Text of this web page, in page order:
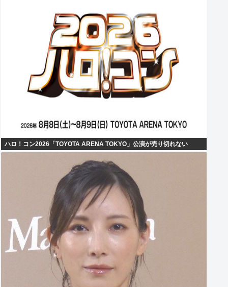
ハロ！コン2026「TOYOTA ARENA TOKYO」公演が売り切れない